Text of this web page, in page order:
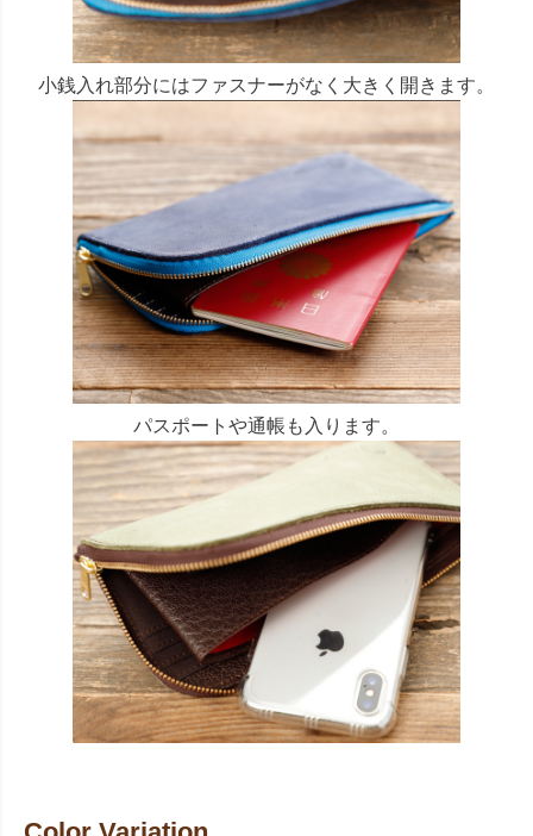
小銭入れ部分にはファスナーがなく大きく開きます。
パスポートや通帳も入ります。